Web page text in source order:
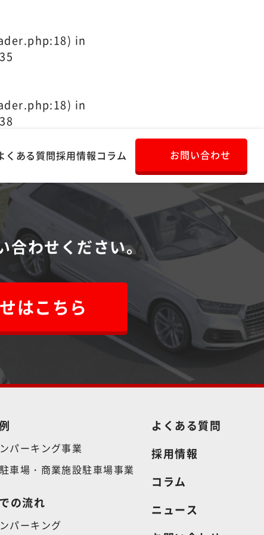
in
in
くある質問採用情報コラム お問い合わせ
合わせください。
はこちら
パーキング事業
車場・商業施設駐車場事業
の流れ
パーキング
よくある質問
採用情報
コラム
ニュース